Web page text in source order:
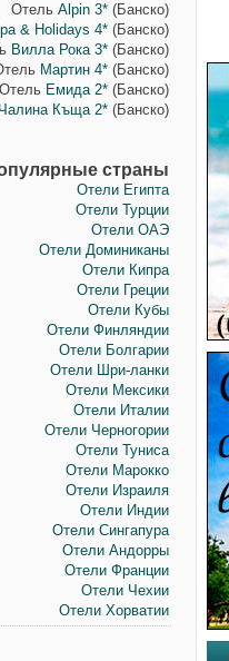
Отель Alpin 3*(Банско)
& Holidays 4*(Банско)
Вилла Рока 3*(Банско)
Мартин 4*(Банско)
Отель Емида 2*(Банско)
Чалина Къща 2*(Банско)
страны
Отели Египта
Отели Турции
Отели ОАЭ
Отели Доминиканы
Отели Кипра
Отели Греции
Отели Кубы
Отели Финляндии
Отели Болгарии
Отели Шри-ланки
Отели Мексики
Отели Италии
Отели Черногории
Отели Туниса
Отели Марокко
Отели Израиля
Отели Индии
Отели Сингапура
Отели Андорры
Отели Франции
Отели Чехии
Отели Хорватии